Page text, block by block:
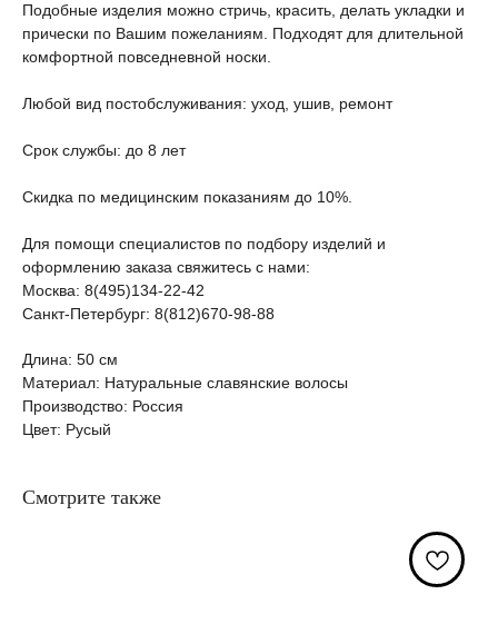
Подобные изделия можно стричь, красить, делать укладки и
прически по Вашим пожеланиям. Подходят для длительной
комфортной повседневной носки.
Любой вид постобслуживания: уход, ушив, ремонт
Срок службы: до 8 лет
Скидка по медицинским показаниям до 10%.
Для помощи специалистов по подбору изделий и
оформлению заказа свяжитесь с нами:
Москва: 8(495)134-22-42
Санкт-Петербург: 8(812)670-98-88
Длина: 50 см
Материал: Натуральные славянские волосы
Производство: Россия
Цвет: Русый
Смотрите также